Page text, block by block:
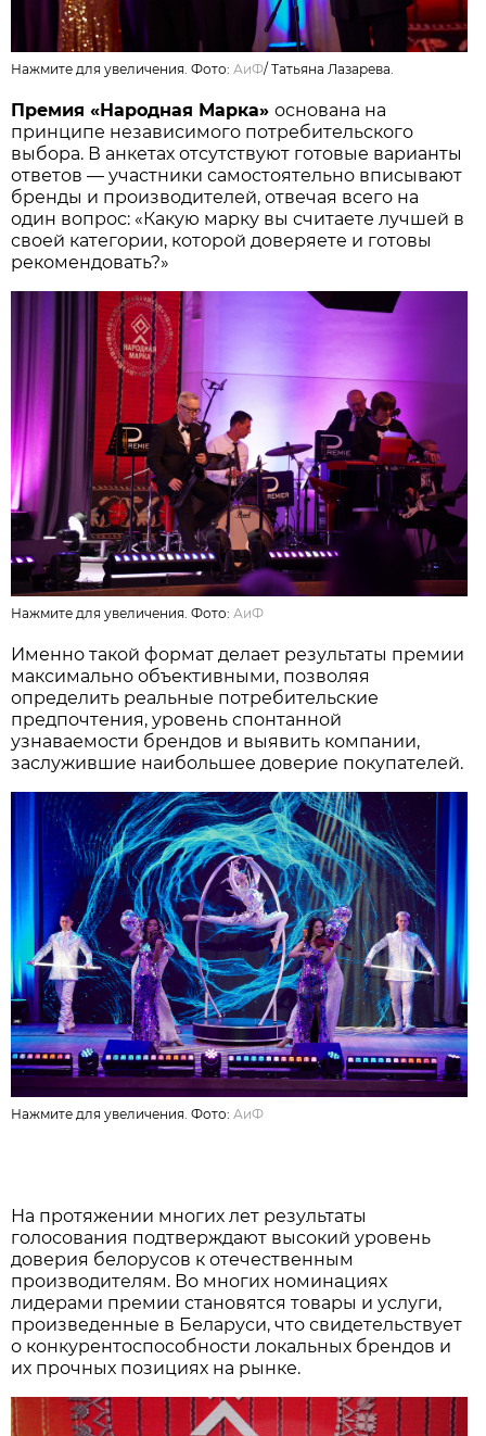
Нажмите для увеличения. Фото:АиФ/Татьяна Лазарева.
Премия «Народная Марка»основана на
принципе независимого потребительского
выбора. В анкетах отсутствуют готовые варианты
ответов — участники самостоятельно вписывают
бренды и производителей, отвечая всего на
один вопрос: «Какую марку вы считаете лучшей в
своей категории, которой доверяете и готовы
рекомендовать?»
Нажмите для увеличения. Фото:АиФ
Именно такой формат делает результаты премии
максимально объективными, позволяя
определить реальные потребительские
предпочтения, уровень спонтанной
узнаваемости брендов и выявить компании,
заслужившие наибольшее доверие покупателей.
Нажмите для увеличения. Фото:АиФ
На протяжении многих лет результаты
голосования подтверждают высокий уровень
доверия белорусов к отечественным
производителям. Во многих номинациях
лидерами премии становятся товары и услуги,
произведенные в Беларуси, что свидетельствует
о конкурентоспособности локальных брендов и
их прочных позициях на рынке.